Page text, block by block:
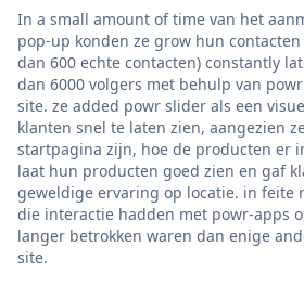
In a small amount of time van het
pop-up konden ze grow hun
dan 600 echte contacten) constantly
dan 6000 volgers met behulp van
site. ze added powr slider als een
klanten snel te laten zien, aangezien
startpagina zijn, hoe de producten er
laat hun producten goed zien en gaf
geweldige ervaring op locatie. in feite
die interactie hadden met powr-apps
langer betrokken waren dan enige
site.